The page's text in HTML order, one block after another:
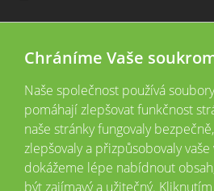
2026 © Copyright
Tyto webové stránky jsou provozovány
Chráníme Vaše
Naše společnost používá
pomáhají zlepšovat funkčnost
naše stránky fungovaly
zlepšovaly a přizpůsobovaly
dokážeme lépe nabídnout
být zajímavý a užitečný.